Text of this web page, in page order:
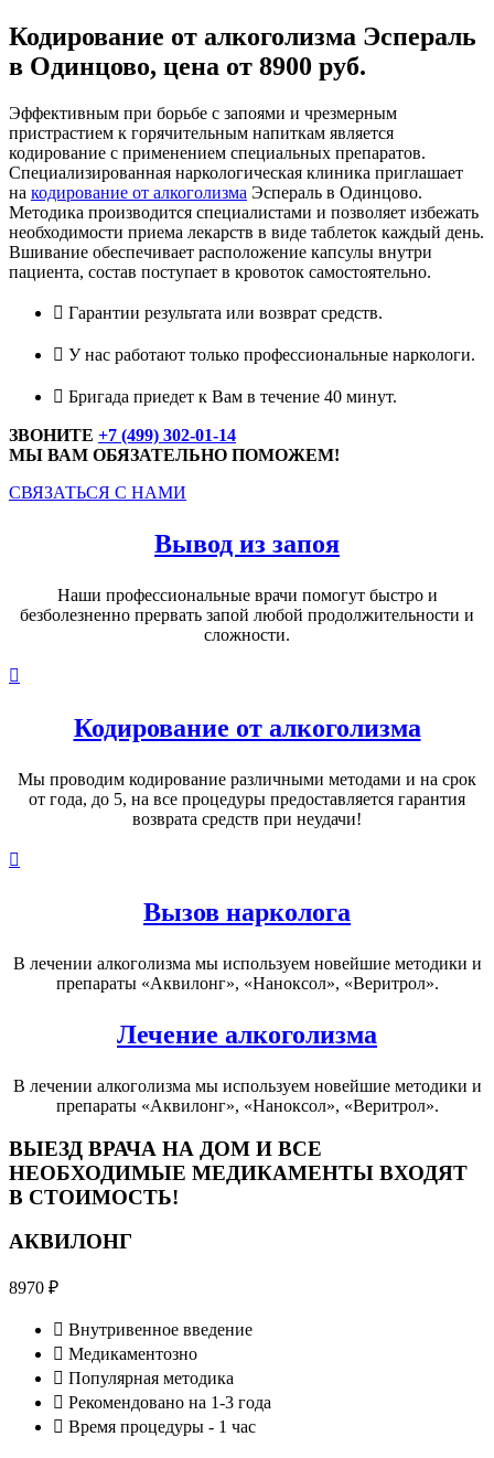
Кодирование от алкоголизма Эспераль
в Одинцово, цена от 8900 руб.
Эффективным при борьбе с запоями и чрезмерным
пристрастием к горячительным напиткам является
кодирование с применением специальных препаратов.
Специализированная наркологическая клиника приглашает
на кодирование от алкоголизма Эспераль в Одинцово.
Методика производится специалистами и позволяет избежать
необходимости приема лекарств в виде таблеток каждый день.
Вшивание обеспечивает расположение капсулы внутри
пациента, состав поступает в кровоток самостоятельно.
Гарантии результата или возврат средств.
У нас работают только профессиональные наркологи.
Бригада приедет к Вам в течение 40 минут.
ЗВОНИТЕ +7 (499) 302-01-14
МЫ ВАМ ОБЯЗАТЕЛЬНО ПОМОЖЕМ!
СВЯЗАТЬСЯ С НАМИ
Вывод из запоя
Наши профессиональные врачи помогут быстро и
безболезненно прервать запой любой продолжительности и
сложности.
Кодирование от алкоголизма
Мы проводим кодирование различными методами и на срок
от года, до 5, на все процедуры предоставляется гарантия
возврата средств при неудачи!
Вызов нарколога
В лечении алкоголизма мы используем новейшие методики и
препараты «Аквилонг», «Наноксол», «Веритрол».
Лечение алкоголизма
В лечении алкоголизма мы используем новейшие методики и
препараты «Аквилонг», «Наноксол», «Веритрол».
ВЫЕЗД ВРАЧА НА ДОМ И ВСЕ
НЕОБХОДИМЫЕ МЕДИКАМЕНТЫ ВХОДЯТ
В СТОИМОСТЬ!
АКВИЛОНГ
8970 ₽
Внутривенное введение
Медикаментозно
Популярная методика
Рекомендовано на 1-3 года
Время процедуры - 1 час